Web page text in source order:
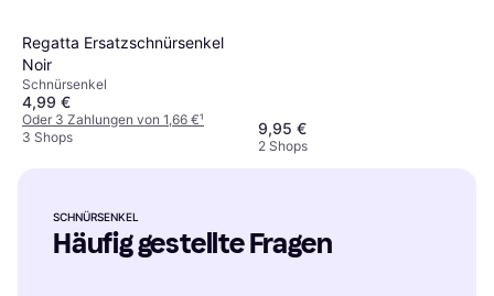
Regatta Ersatzschnürsenkel
Noir
Schnürsenkel
4,99 €
Oder 3 Zahlungen von 1,66 €¹
3 Shops
9,95 €
2 Shops
SCHNÜRSENKEL
Häufig gestellte Fragen